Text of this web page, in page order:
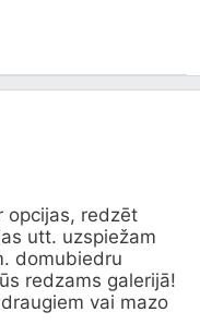
opcijas, redzēt
utt. uzspiežam
domubiedru
redzams galerijā!
vai mazo